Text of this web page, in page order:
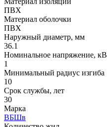
ПВХ
Материал оболочки
ПВХ
Наружный диаметр, мм
36.1
Номинальное напряжение, кВ
1
Минимальный радиус изгиба
10
Срок службы, лет
30
Марка
ВБШв